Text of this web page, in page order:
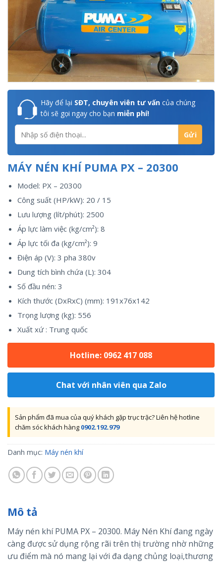
Hãy để lại SĐT, chuyên viên tư vấn của chúng
tôi sẽ gọi ngay cho bạn miễn phí!
MÁY NÉN KHÍ PUMA PX – 20300
Model: PX – 20300
Công suất (HP/kW): 20 / 15
Lưu lượng (lít/phút): 2500
Áp lực làm việc (kg/cm²): 8
Áp lực tối đa (kg/cm²): 9
Điện áp (V): 3 pha 380v
Dung tích bình chứa (L): 304
Số đầu nén: 3
Kích thước (DxRxC) (mm): 191x76x142
Trọng lượng (kg): 556
Xuất xứ : Trung quốc
Hotline: 0962 417 088
Chat với nhân viên qua Zalo
Sản phẩm đã mua của quý khách gặp trục trặc? Liên hệ hotline
chăm sóc khách hàng 0902.192.979
Danh mục: Máy nén khí
Mô tả
Máy nén khí PUMA PX – 20300. Máy Nén Khí đang ngày
càng được sử dụng rộng rãi trên thị trường nhờ những
ưu điểm mà nó mang lại với đa dạng chủng loại,thương